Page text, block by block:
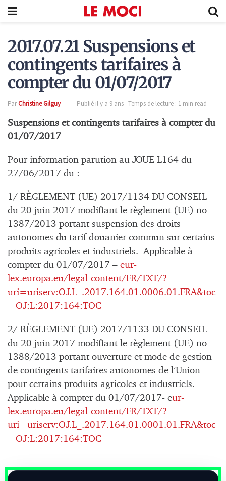
2017.07.21 Suspensions et
contingents tarifaires à
compter du 01/07/2017
ParChristine Gilguy Publié il y a 9 ans Temps de lecture : 1 min read
Suspensions et contingents tarifaires à compter du
01/07/2017
Pour information parution au JOUE L164 du
27/06/2017 du :
1/ RÈGLEMENT (UE) 2017/1134 DU CONSEIL
du 20 juin 2017 modifiant le règlement (UE) no
1387/2013 portant suspension des droits
autonomes du tarif douanier commun sur certains
produits agricoles et industriels. Applicable à
compter du 01/07/2017 – eur-
lex.europa.eu/legal-content/FR/TXT/?
uri=uriserv:OJ.L_.2017.164.01.0006.01.FRA&toc
=OJ:L:2017:164:TOC
2/ RÈGLEMENT (UE) 2017/1133 DU CONSEIL
du 20 juin 2017 modifiant le règlement (UE) no
1388/2013 portant ouverture et mode de gestion
de contingents tarifaires autonomes de l’Union
pour certains produits agricoles et industriels.
Applicable à compter du 01/07/2017- eur-
lex.europa.eu/legal-content/FR/TXT/?
uri=uriserv:OJ.L_.2017.164.01.0001.01.FRA&toc
=OJ:L:2017:164:TOC